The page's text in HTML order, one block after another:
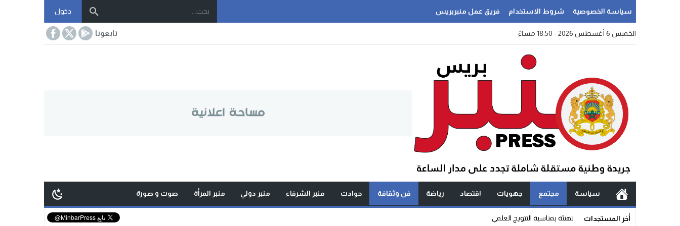
سياسة الخصوصية شروط الاستخدام فريق عمل منبربريس دخول
الخميس 6 أغسطس 2026 - 18:50 مساءً تابعونا
سياسة مجتمع جهويات اقتصاد رياضة فن وثقافة حوادث منبر الشرفاء منبر دولي منبر المرأة صوت و صورة
أخر المستجدات سؤا _